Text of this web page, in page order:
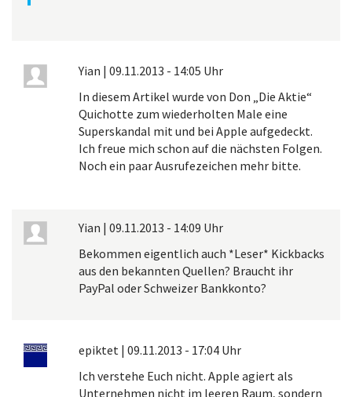
Yian | 09.11.2013 - 14:05 Uhr
In diesem Artikel wurde von Don „Die Aktie“
Quichotte zum wiederholten Male eine
Superskandal mit und bei Apple aufgedeckt.
Ich freue mich schon auf die nächsten Folgen.
Noch ein paar Ausrufezeichen mehr bitte.
Yian | 09.11.2013 - 14:09 Uhr
Bekommen eigentlich auch *Leser* Kickbacks
aus den bekannten Quellen? Braucht ihr
PayPal oder Schweizer Bankkonto?
epiktet | 09.11.2013 - 17:04 Uhr
Ich verstehe Euch nicht. Apple agiert als
Unternehmen nicht im leeren Raum, sondern